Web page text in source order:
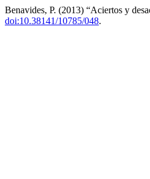
Benavides, P. (2013) “Aciertos y
doi:10.38141/10785/048.